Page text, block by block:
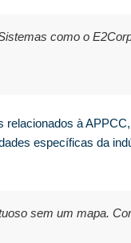
como o
à
específicas da
sem um mapa.